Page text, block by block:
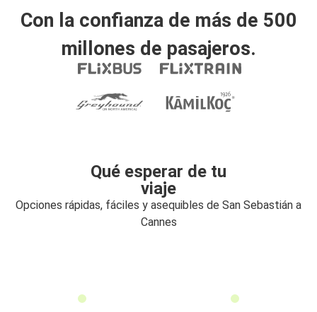
Con la confianza de más de 500
millones de pasajeros.
Qué esperar de tu
viaje
Opciones rápidas, fáciles y asequibles de San Sebastián a
Cannes